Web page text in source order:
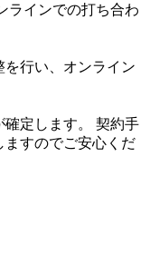
ラインでの打ち合わ
行い、オンライン
定します。 契約手
ますのでご安心くだ